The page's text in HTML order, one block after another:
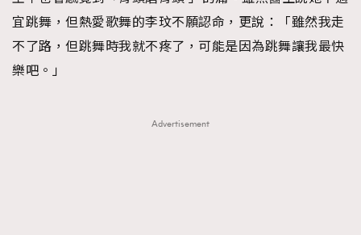
宜跳舞，但熱愛歌舞的李玟不願認命，更說：「雖然我走
不了路，但跳舞時我就不疼了，可能是因為跳舞讓我最快
樂吧。」
Advertisement